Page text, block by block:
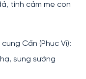
tình cảm mẹ con
Cấn (Phục Vị):
sung sướng